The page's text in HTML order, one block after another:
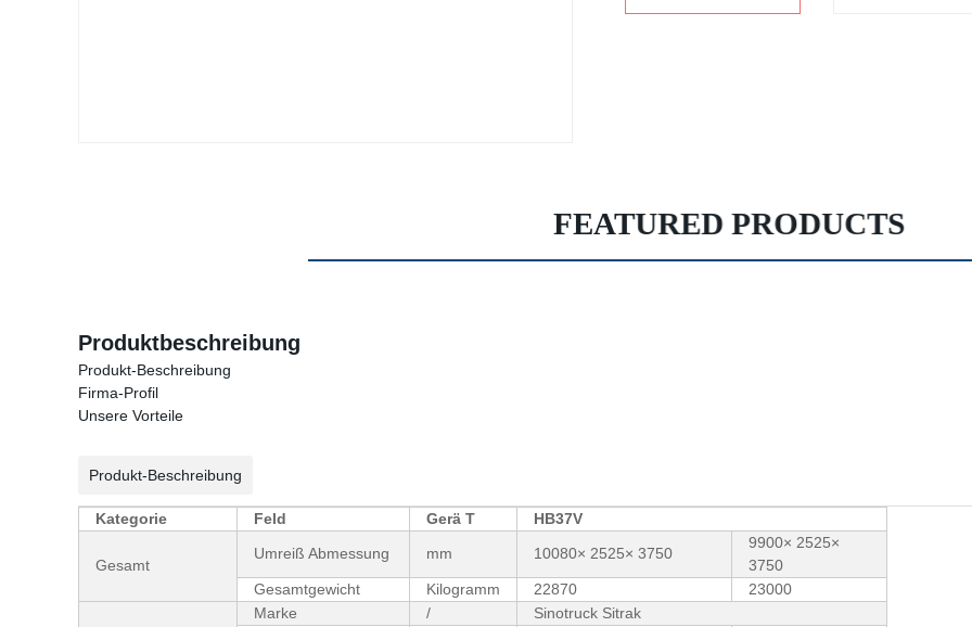
FEATURED PRODUCTS
Produktbeschreibung
Produkt-Beschreibung
Firma-Profil
Unsere Vorteile
Produkt-Beschreibung
Kategorie Feld Gerä T HB37V
Gesamt
Umreiß Abmessung mm 10080× 2525× 3750
9900× 2525×
3750
Gesamtgewicht
Kilogramm 22870 23000
Marke /
Sinotruck Sitrak